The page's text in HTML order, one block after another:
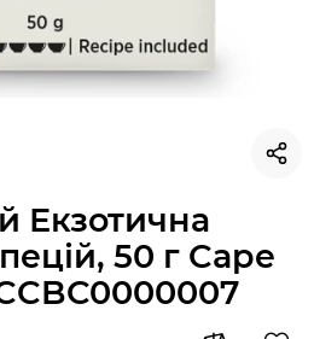
Екзотична
50 г Cape